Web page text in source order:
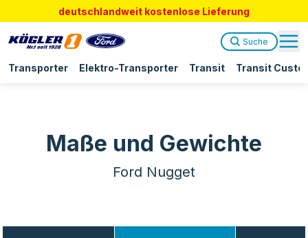
deutschlandweit kostenlose Lieferung
Transporter Elektro-Transporter Transit Transit
Suche
Maße und Gewichte
Ford Nugget